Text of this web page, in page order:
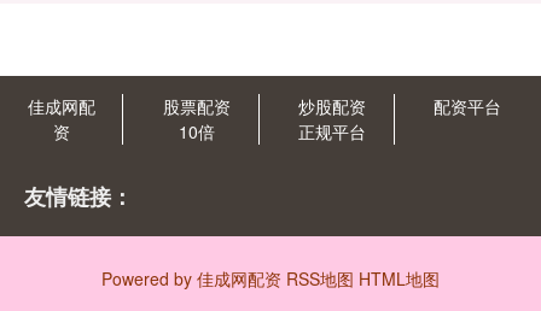
佳成网配
资
股票配资
10倍
炒股配资
正规平台
配资平台
友情链接：
Powered by 佳成网配资 RSS地图 HTML地图